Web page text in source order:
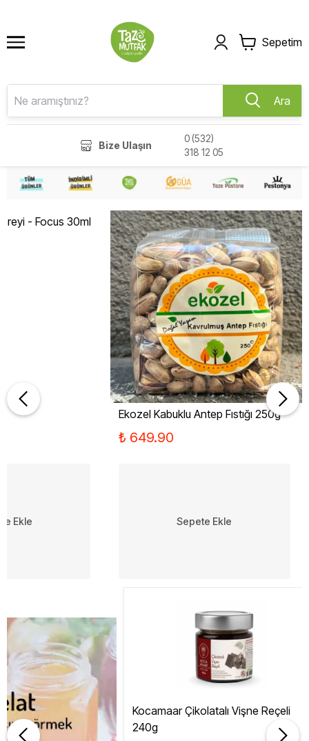
Sepetim
Ara
Bize Ulaşın
0 (532)
318 12 05
- Focus 30ml
Ekle
Ekozel Kabuklu Antep Fıstığı 250g
₺ 649.90
Sepete Ekle
Kocamaar Çikolatalı Vişne Reçeli
240g